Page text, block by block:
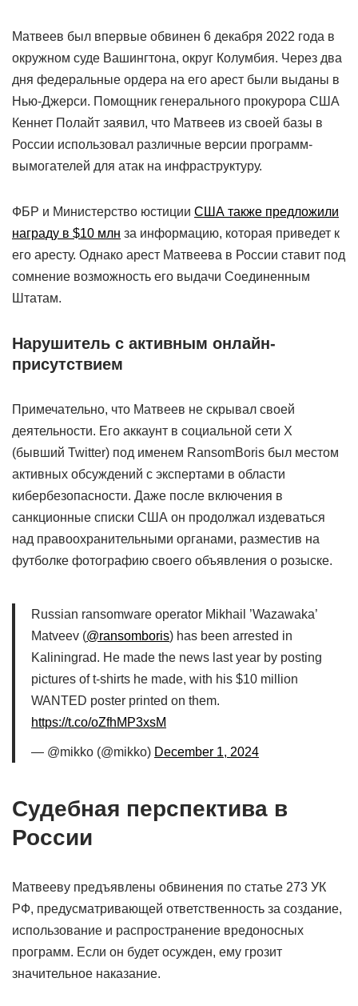
Матвеев был впервые обвинен 6 декабря 2022 года в
окружном суде Вашингтона, округ Колумбия. Через два
дня федеральные ордера на его арест были выданы в
Нью-Джерси. Помощник генерального прокурора США
Кеннет Полайт заявил, что Матвеев из своей базы в
России использовал различные версии программ-
вымогателей для атак на инфраструктуру.
ФБР и Министерство юстиции США также предложили
награду в $10 млн за информацию, которая приведет к
его аресту. Однако арест Матвеева в России ставит под
сомнение возможность его выдачи Соединенным
Штатам.
Нарушитель с активным онлайн-
присутствием
Примечательно, что Матвеев не скрывал своей
деятельности. Его аккаунт в социальной сети X
(бывший Twitter) под именем RansomBoris был местом
активных обсуждений с экспертами в области
кибербезопасности. Даже после включения в
санкционные списки США он продолжал издеваться
над правоохранительными органами, разместив на
футболке фотографию своего объявления о розыске.
Russian ransomware operator Mikhail ’Wazawaka’
Matveev (@ransomboris) has been arrested in
Kaliningrad. He made the news last year by posting
pictures of t-shirts he made, with his $10 million
WANTED poster printed on them.
https://t.co/oZfhMP3xsM
— @mikko (@mikko) December 1, 2024
Судебная перспектива в
России
Матвееву предъявлены обвинения по статье 273 УК
РФ, предусматривающей ответственность за создание,
использование и распространение вредоносных
программ. Если он будет осужден, ему грозит
значительное наказание.